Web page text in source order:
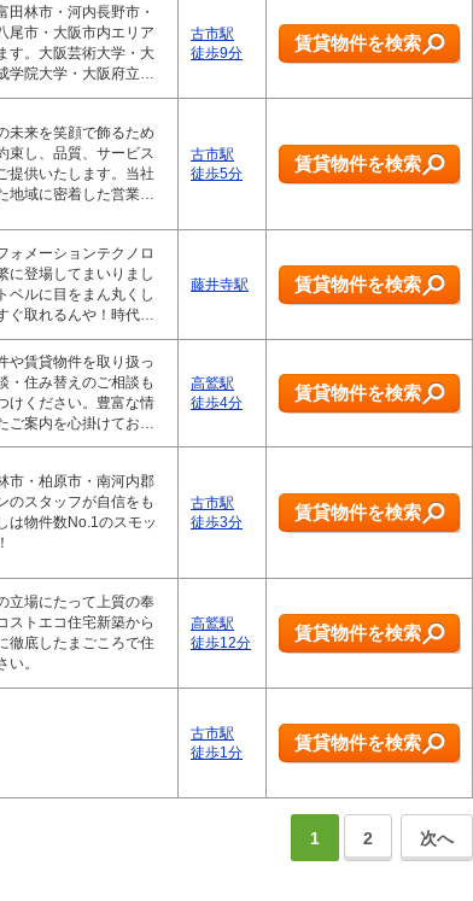
田林市・河内長野市・
尾市・大阪市内エリア
す。大阪芸術大学・大
学院大学・大阪府立…
古市駅
徒歩9分
賃貸物件を検索
未来を笑顔で飾るため
束し、品質、サービス
提供いたします。当社
地域に密着した営業…
古市駅
徒歩5分
賃貸物件を検索
ォメーションテクノロ
に登場してまいりまし
ベルに目をまん丸くし
ぐ取れるんや！時代…
藤井寺駅 賃貸物件を検索
や賃貸物件を取り扱っ
・住み替えのご相談も
けください。豊富な情
ご案内を心掛けてお…
高鷲駅
徒歩4分
賃貸物件を検索
市・柏原市・南河内郡
のスタッフが自信をも
は物件数No.1のスモッ
古市駅
徒歩3分
賃貸物件を検索
立場にたって上質の奉
ストエコ住宅新築から
徹底したまごころで住
。
高鷲駅
徒歩12分
賃貸物件を検索
古市駅
徒歩1分
賃貸物件を検索
1 2 次へ